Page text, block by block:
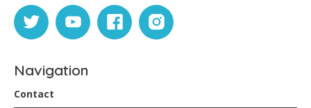
La maison étant refaite , tout marche très bien et la
piscine au sel ( ma femme est allergique au chlore ) est
un vrai plus.
donnée plein de bons conseils pour visiter l'île.
Navigation
Contact